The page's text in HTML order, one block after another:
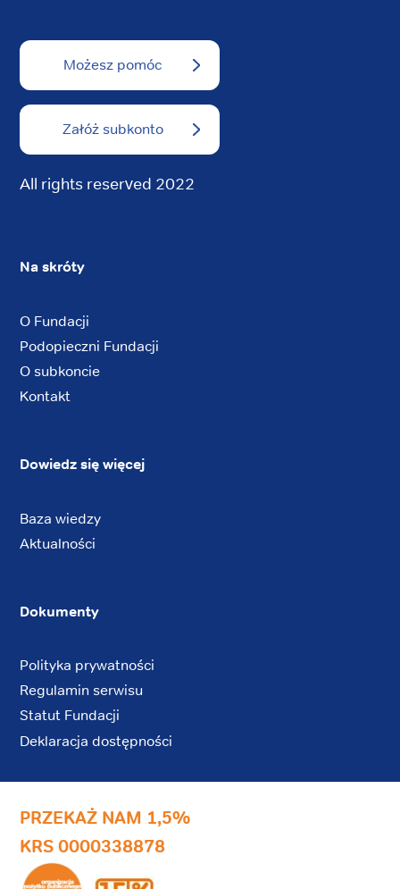
Możesz pomóc
Załóż subkonto
All rights reserved 2022
Na skróty
O Fundacji
Podopieczni Fundacji
O subkoncie
Kontakt
Dowiedz się więcej
Baza wiedzy
Aktualności
Dokumenty
Polityka prywatności
Regulamin serwisu
Statut Fundacji
Deklaracja dostępności
PRZEKAŻ NAM 1,5%
KRS 0000338878